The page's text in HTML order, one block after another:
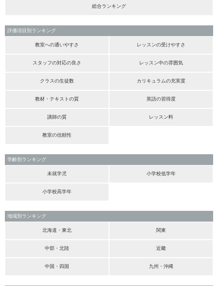
総合ランキング
評価項目別ランキング
教室への通いやすさ レッスンの受けやすさ
スタッフの対応の良さ レッスン中の雰囲気
クラスの生徒数 カリキュラムの充実度
教材・テキストの質 英語の習得度
講師の質 レッスン料
教室の信頼性
学齢別ランキング
未就学児 小学校低学年
小学校高学年
地域別ランキング
北海道・東北 関東
中部・北陸 近畿
中国・四国 九州・沖縄